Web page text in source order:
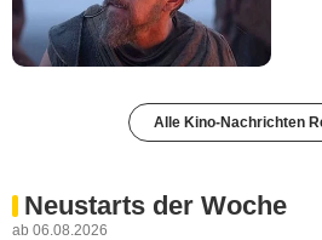
Alle Kino-Nachrichten
Neustarts der Woche
ab 06.08.2026